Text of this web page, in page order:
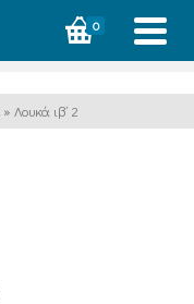
0
» Λουκά ιβ΄ 2